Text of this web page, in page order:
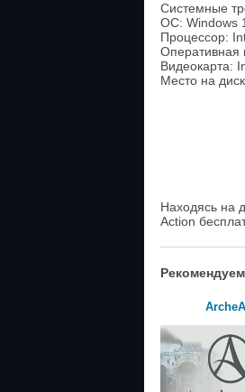
Системные
ОС: Windows
Процессор:
Оперативная
Видеокарта:
Место на
Находясь на
Action